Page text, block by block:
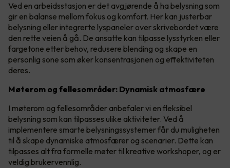
Ved en arbeidsstasjon er det avgjørende å ha belysning som
gir en balanse mellom fokus og komfort. Her kan justerbar
belysning eller integrerte lyspaneler over skrivebordet være
den rette veien å gå. De ansatte kan tilpasse lysstyrken eller
fargetone etter behov, redusere blending og skape en
personlig sone som øker konsentrasjonen og effektiviteten
deres.
Møterom og fellesområder: Dynamisk atmosfære
I møterom og fellesområder anbefaler vi en fleksibel
belysning som kan tilpasses ulike aktiviteter. Ved å
implementere smarte belysningssystemer får du muligheten
til å skape dynamiske atmosfærer og scenarier. Dette kan
tilpasses alt fra formelle møter til kreative workshoper, og er
veldig brukervennlig.